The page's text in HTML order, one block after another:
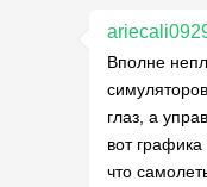
Вполне
глаз, а
вот графика
что